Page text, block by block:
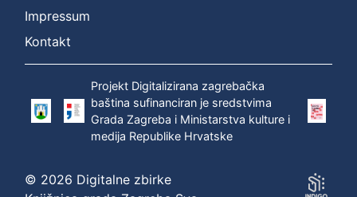
Impressum
Kontakt
Projekt Digitalizirana zagrebačka
baština sufinanciran je sredstvima
Grada Zagreba i Ministarstva kulture i
medija Republike Hrvatske
© 2026 Digitalne zbirke